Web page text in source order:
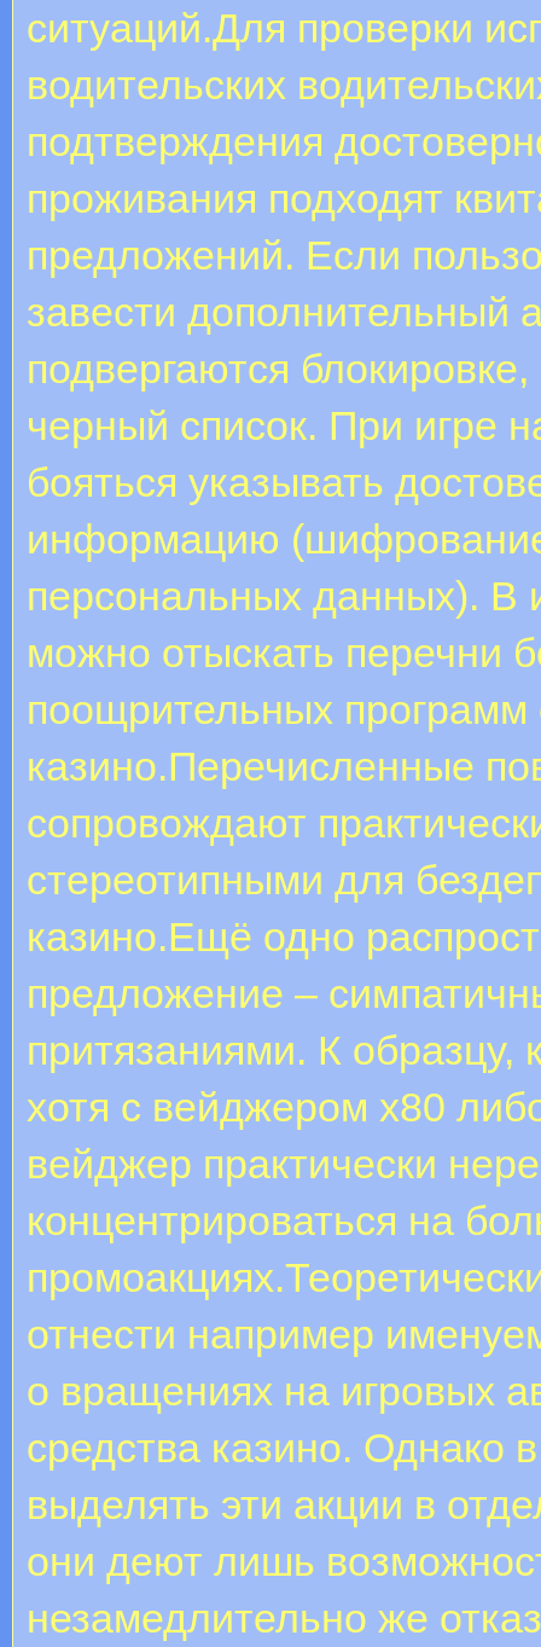
ситуаций.Для проверки
водительских
подтверждения
проживания подходят
предложений. Если
завести дополнительный
подвергаются
черный список. При игре
бояться указывать
информацию (шифрование
персональных данных). В
можно отыскать перечни
поощрительных программ
казино.Перечисленные
сопровождают
стереотипными для
казино.Ещё одно
предложение –
притязаниями. К образцу,
хотя с вейджером х80
вейджер практически
концентрироваться на
отнести например
о вращениях на игровых
средства казино. Однако
выделять эти акции в
они деют лишь
незамедлительно же